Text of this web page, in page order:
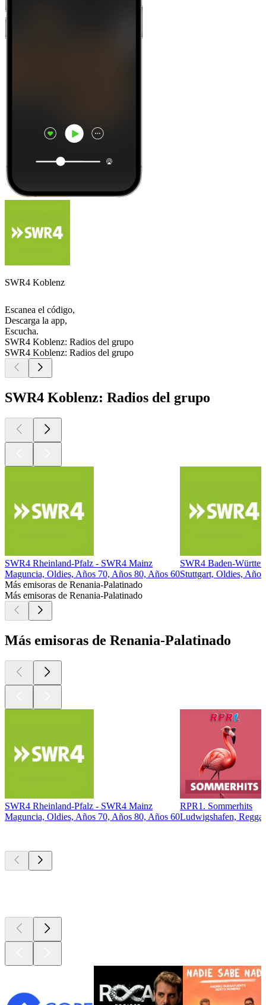
SWR4 Koblenz
Escanea el código,
Descarga la app,
Escucha.
SWR4 Koblenz: Radios del grupo
SWR4 Koblenz: Radios del grupo
SWR4 Koblenz: Radios del grupo
SWR4 Rheinland-Pfalz - SWR4 Mainz
Maguncia, Oldies, Años 70, Años 80, Años 60
SWR4 Baden-
Stuttgart, Oldies,
Más emisoras de Renania-Palatinado
Más emisoras de Renania-Palatinado
Más emisoras de Renania-Palatinado
SWR4 Rheinland-Pfalz - SWR4 Mainz
Maguncia, Oldies, Años 70, Años 80, Años 60
RPR1. Sommerhits
Ludwigshafen,